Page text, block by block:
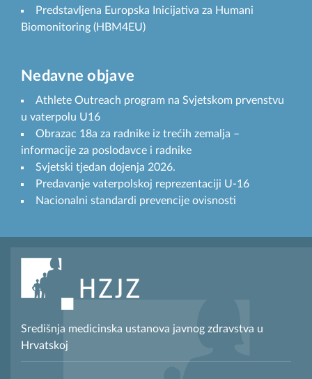
Predstavljena Europska Inicijativa za Humani
Biomonitoring (HBM4EU)
Nedavne objave
Athlete Outreach program na Svjetskom prvenstvu
u vaterpolu U16
Obrazac 18a za radnike iz trećih zemalja –
informacije za poslodavce i radnike
Svjetski tjedan dojenja 2026.
Predavanje vaterpolskoj reprezentaciji U-16
Nacionalni standardi prevencije ovisnosti
Središnja medicinska ustanova javnog zdravstva u
Hrvatskoj